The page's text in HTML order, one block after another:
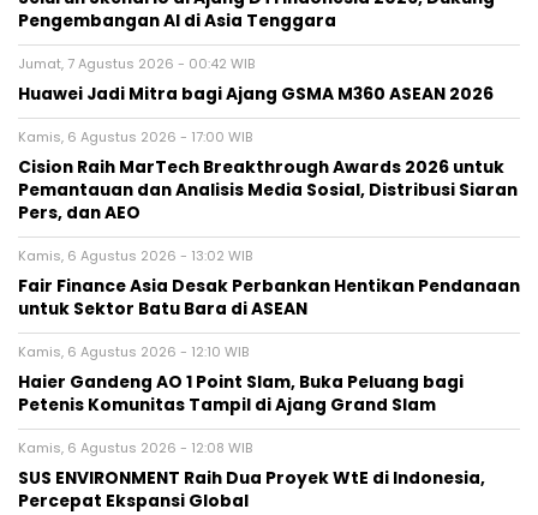
Pengembangan AI di Asia Tenggara
Jumat, 7 Agustus 2026 - 00:42 WIB
Huawei Jadi Mitra bagi Ajang GSMA M360 ASEAN 2026
Kamis, 6 Agustus 2026 - 17:00 WIB
Cision Raih MarTech Breakthrough Awards 2026 untuk
Pemantauan dan Analisis Media Sosial, Distribusi Siaran
Pers, dan AEO
Kamis, 6 Agustus 2026 - 13:02 WIB
Fair Finance Asia Desak Perbankan Hentikan Pendanaan
untuk Sektor Batu Bara di ASEAN
Kamis, 6 Agustus 2026 - 12:10 WIB
Haier Gandeng AO 1 Point Slam, Buka Peluang bagi
Petenis Komunitas Tampil di Ajang Grand Slam
Kamis, 6 Agustus 2026 - 12:08 WIB
SUS ENVIRONMENT Raih Dua Proyek WtE di Indonesia,
Percepat Ekspansi Global